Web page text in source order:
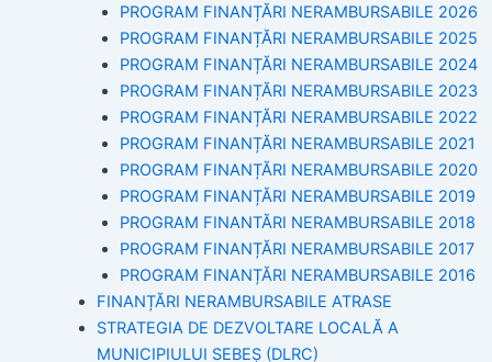
PROGRAM FINANȚĂRI NERAMBURSABILE 2026
PROGRAM FINANȚĂRI NERAMBURSABILE 2025
PROGRAM FINANȚĂRI NERAMBURSABILE 2024
PROGRAM FINANȚĂRI NERAMBURSABILE 2023
PROGRAM FINANȚĂRI NERAMBURSABILE 2022
PROGRAM FINANȚĂRI NERAMBURSABILE 2021
PROGRAM FINANȚĂRI NERAMBURSABILE 2020
PROGRAM FINANȚĂRI NERAMBURSABILE 2019
PROGRAM FINANTĂRI NERAMBURSABILE 2018
PROGRAM FINANȚĂRI NERAMBURSABILE 2017
PROGRAM FINANȚĂRI NERAMBURSABILE 2016
FINANȚĂRI NERAMBURSABILE ATRASE
STRATEGIA DE DEZVOLTARE LOCALĂ A
MUNICIPIULUI SEBEȘ (DLRC)